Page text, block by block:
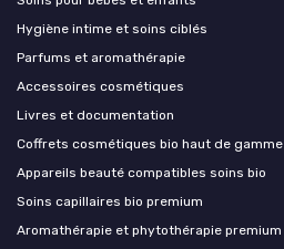
Hygiène intime et soins ciblés
Parfums et aromathérapie
Accessoires cosmétiques
Livres et documentation
Coffrets cosmétiques bio haut de gamme
Appareils beauté compatibles soins bio
Soins capillaires bio premium
Aromathérapie et phytothérapie premium